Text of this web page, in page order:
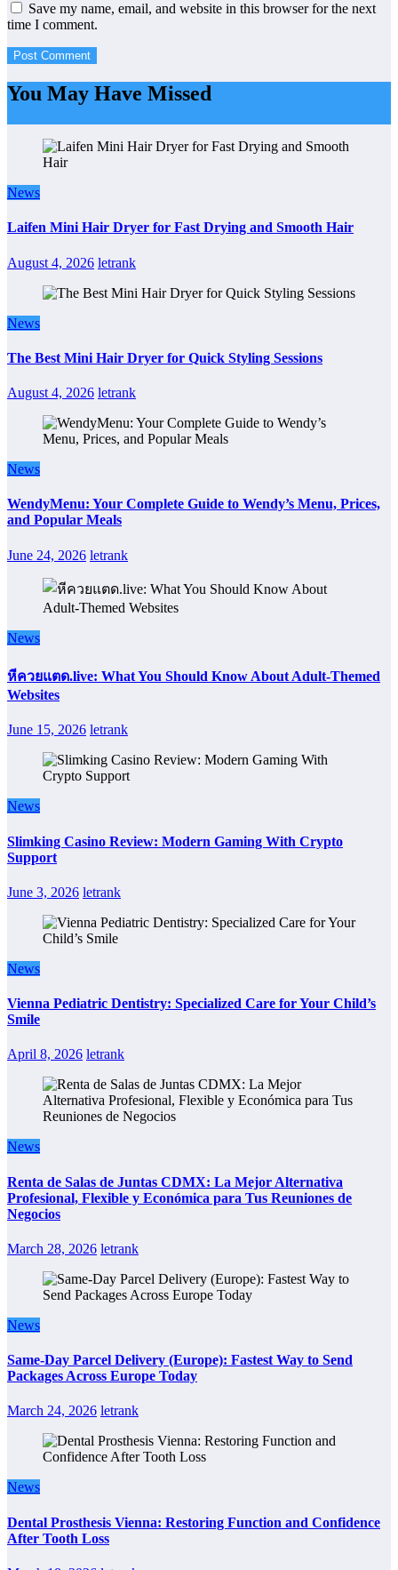
Save my name, email, and website in this browser for the next
time I comment.
You May Have Missed
News
Laifen Mini Hair Dryer for Fast Drying and Smooth Hair
August 4, 2026 letrank
News
The Best Mini Hair Dryer for Quick Styling Sessions
August 4, 2026 letrank
News
WendyMenu: Your Complete Guide to Wendy’s Menu, Prices,
and Popular Meals
June 24, 2026 letrank
News
หีควยแตด.live: What You Should Know About Adult-Themed
Websites
June 15, 2026 letrank
News
Slimking Casino Review: Modern Gaming With Crypto
Support
June 3, 2026 letrank
News
Vienna Pediatric Dentistry: Specialized Care for Your Child’s
Smile
April 8, 2026 letrank
News
Renta de Salas de Juntas CDMX: La Mejor Alternativa
Profesional, Flexible y Económica para Tus Reuniones de
Negocios
March 28, 2026 letrank
News
Same-Day Parcel Delivery (Europe): Fastest Way to Send
Packages Across Europe Today
March 24, 2026 letrank
News
Dental Prosthesis Vienna: Restoring Function and Confidence
After Tooth Loss